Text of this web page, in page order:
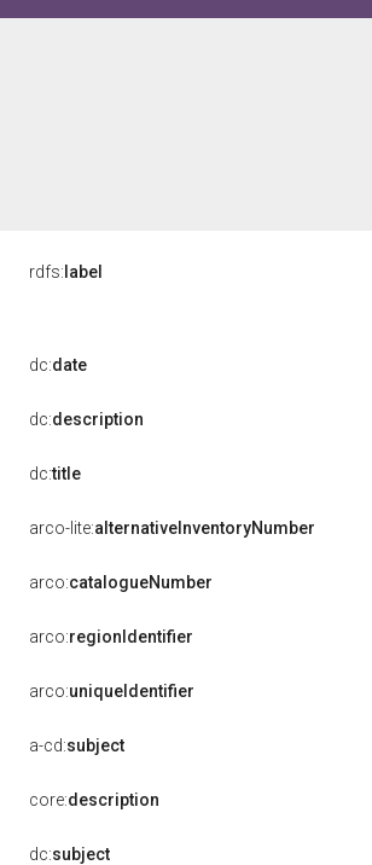
rdfs: label
dc:date
dc:description
dc:title
arco-lite:alternativeInventoryNumber
arco:catalogueNumber
arco:regionIdentifier
arco:uniqueIdentifier
a-cd:subject
core:description
dc:subject